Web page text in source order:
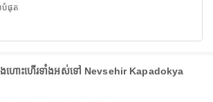
បំផុត
ងហោះហើរទាំងអស់ទៅ Nevsehir Kapadokya